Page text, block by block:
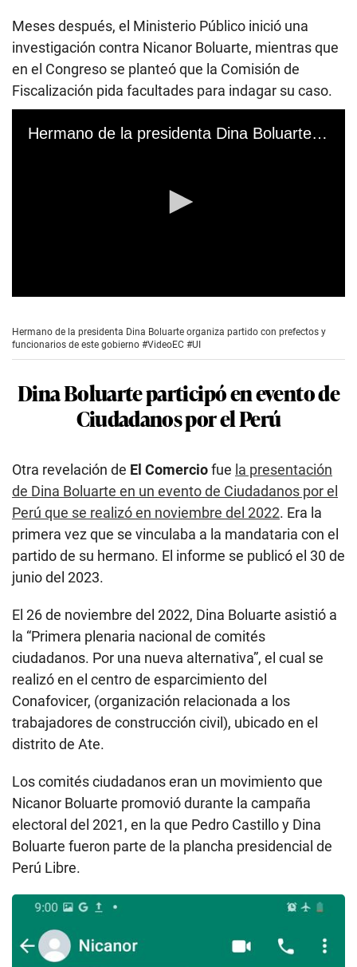
Meses después, el Ministerio Público inició una
investigación contra Nicanor Boluarte, mientras que
en el Congreso se planteó que la Comisión de
Fiscalización pida facultades para indagar su caso.
Hermano de la presidenta Dina Boluarte organiza partido con prefectos y funcionarios de este gobierno #VideoEC #UI
e
c
o
n
t
e
s
,
1
9
s
e
o
n
d
Hermano de la presidenta Dina Boluarte organiza partido con prefectos y
funcionarios de este gobierno #VideoEC #UI
Dina Boluarte participó en evento de
Ciudadanos por el Perú
Otra revelación de El Comerciofue la presentación
de Dina Boluarte en un evento de Ciudadanos por el
Perú que se realizó en noviembre del 2022. Era la
primera vez que se vinculaba a la mandataria con el
partido de su hermano. El informe se publicó el 30 de
junio del 2023.
El 26 de noviembre del 2022, Dina Boluarte asistió a
la “Primera plenaria nacional de comités
ciudadanos. Por una nueva alternativa”, el cual se
realizó en el centro de esparcimiento del
Conafovicer, (organización relacionada a los
trabajadores de construcción civil), ubicado en el
distrito de Ate.
Los comités ciudadanos eran un movimiento que
Nicanor Boluarte promovió durante la campaña
electoral del 2021, en la que Pedro Castillo y Dina
Boluarte fueron parte de la plancha presidencial de
Perú Libre.